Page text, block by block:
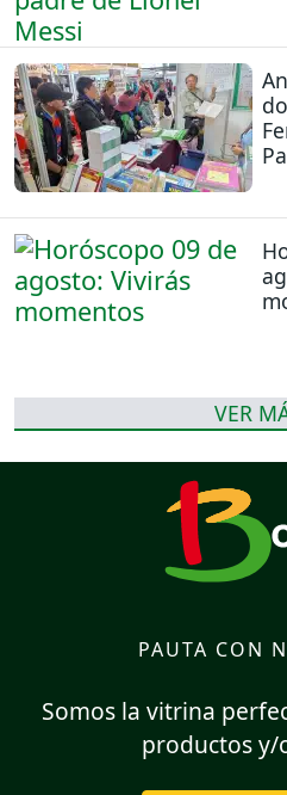
VER
PAUTA CON
Somos la vitrina
productos y/